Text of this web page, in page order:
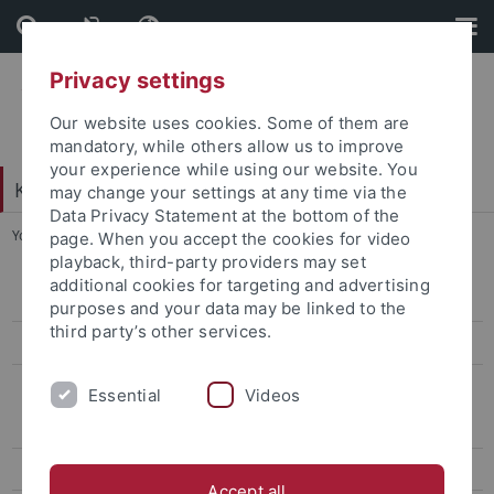
Skip
to
content
Skip
to
footer
Katholisch-Theologische Fakultät
You are here: Startseite ... 2015: Charles Taylor
Alfons Auer
Der Stifter Siegfried Weishaupt
Die Preisträger*innen
2022: Leela Gandhi
Privacy settings
Our website uses cookies. Some of them are
mandatory, while others allow us to improve
your experience while using our website. You
may change your settings at any time via the
Data Privacy Statement at the bottom of the
page. When you accept the cookies for video
playback, third-party providers may set
additional cookies for targeting and advertising
purposes and your data may be linked to the
third party’s other services.
Essential Videos